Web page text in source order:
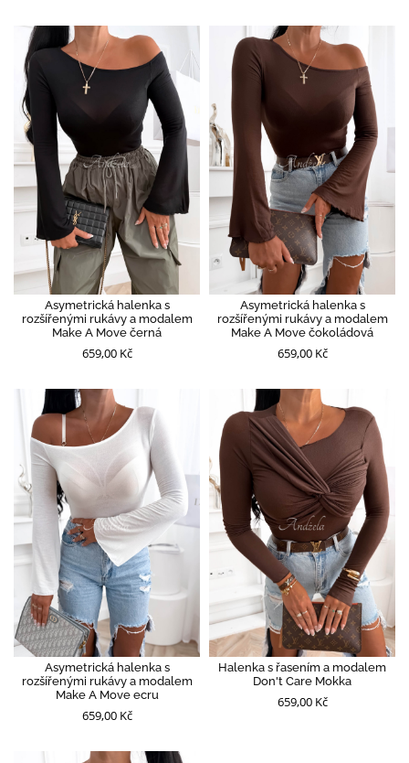
Asymetrická halenka s
rozšířenými rukávy a modalem
Make A Move černá
659,00 Kč
Asymetrická halenka s
rozšířenými rukávy a modalem
Make A Move čokoládová
659,00 Kč
Asymetrická halenka s
rozšířenými rukávy a modalem
Make A Move ecru
659,00 Kč
Halenka s řasením a modalem
Don't Care Mokka
659,00 Kč